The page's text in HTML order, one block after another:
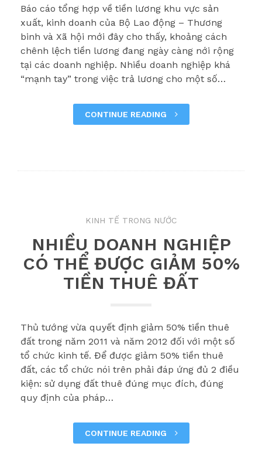
Báo cáo tổng hợp về tiền lương khu vực sản
xuất, kinh doanh của Bộ Lao động – Thương
binh và Xã hội mới đây cho thấy, khoảng cách
chênh lệch tiền lương đang ngày càng nới rộng
tại các doanh nghiệp. Nhiều doanh nghiệp khá
“mạnh tay” trong việc trả lương cho một số…
CONTINUE READING
KINH TẾ TRONG NƯỚC
NHIỀU DOANH NGHIỆP
CÓ THỂ ĐƯỢC GIẢM 50%
TIỀN THUÊ ĐẤT
Thủ tướng vừa quyết định giảm 50% tiền thuê
đất trong năm 2011 và năm 2012 đối với một số
tổ chức kinh tế. Để được giảm 50% tiền thuê
đất, các tổ chức nói trên phải đáp ứng đủ 2 điều
kiện: sử dụng đất thuê đúng mục đích, đúng
quy định của pháp…
CONTINUE READING